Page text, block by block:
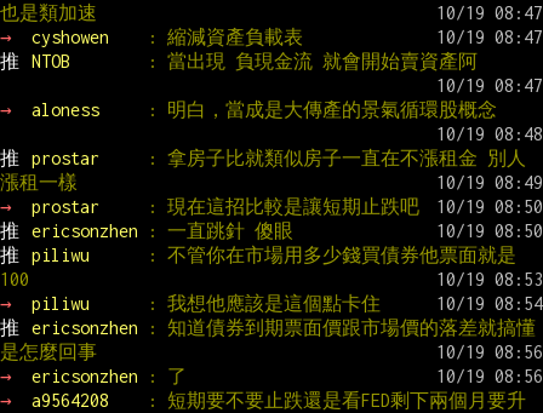
也是類加速
→
cyshowen
: 縮減資產負載表
推
NTOB : 當出現 負現金流 就會開始賣資產阿
→ aloness : 明白，當成是大傳產的景氣循環股概念
推 prostar
: 拿房子比就類似房子一直在不漲租金 別人
漲租一樣
→
prostar
: 現在這招比較是讓短期止跌吧
推
ericsonzhen
: 一直跳針 傻眼
推
piliwu
: 不管你在市場用多少錢買債券他票面就是
100
→
piliwu
: 我想他應該是這個點卡住
推
ericsonzhen
: 知道債券到期票面價跟市場價的落差就搞懂
是怎麼回事
→
ericsonzhen
: 了
→
a9564208
: 短期要不要止跌還是看FED剩下兩個月要升